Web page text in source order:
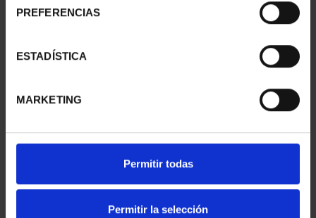
PREFERENCIAS
ESTADÍSTICA
MARKETING
Permitir todas
Permitir la selección
REALES
CENTENARIO DE LA
140,00 €